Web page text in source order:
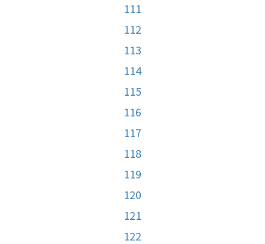
111
112
113
114
115
116
117
118
119
120
121
122